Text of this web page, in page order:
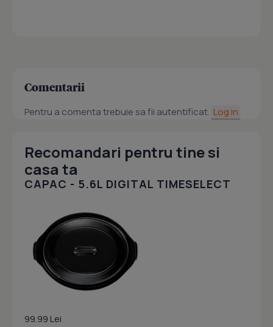
Comentarii
Pentru a comenta trebuie sa fii autentificat. Log in
Recomandari pentru tine si
casa ta
CAPAC - 5.6L DIGITAL TIMESELECT
99.99 Lei